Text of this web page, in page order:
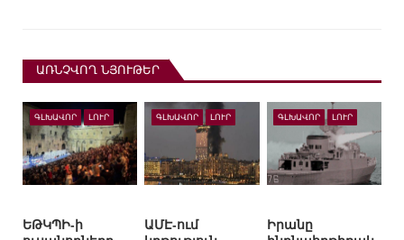
ԱՌՆՉՎՈՂ ՆՅՈՒԹԵՐ
ԳԼԽԱՎՈՐ ԼՈՒՐ
ԵԹԿՊԻ-ի
ԳԼԽԱՎՈՐ ԼՈՒՐ
ԱՄԷ-ում
ԳԼԽԱՎՈՐ ԼՈՒՐ
Իրանը